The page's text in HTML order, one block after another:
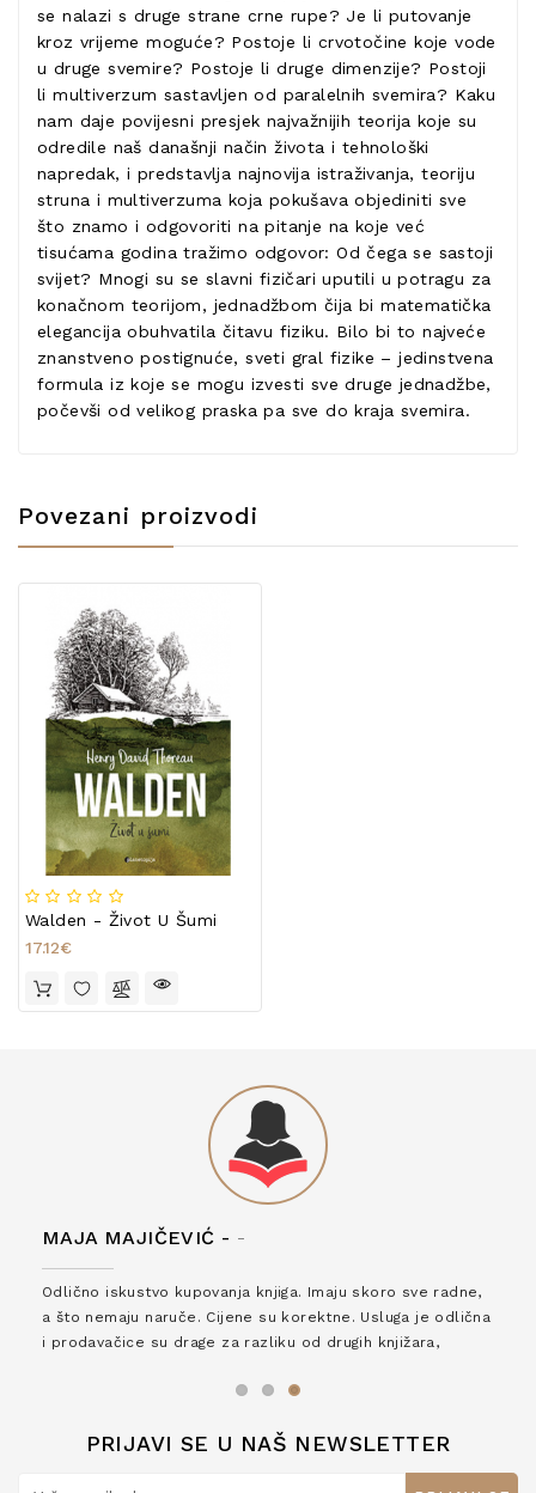
se nalazi s druge strane crne rupe? Je li putovanje
kroz vrijeme moguće? Postoje li crvotočine koje vode
u druge svemire? Postoje li druge dimenzije? Postoji
li multiverzum sastavljen od paralelnih svemira? Kaku
nam daje povijesni presjek najvažnijih teorija koje su
odredile naš današnji način života i tehnološki
napredak, i predstavlja najnovija istraživanja, teoriju
struna i multiverzuma koja pokušava objediniti sve
što znamo i odgovoriti na pitanje na koje već
tisućama godina tražimo odgovor: Od čega se sastoji
svijet? Mnogi su se slavni fizičari uputili u potragu za
konačnom teorijom, jednadžbom čija bi matematička
elegancija obuhvatila čitavu fiziku. Bilo bi to najveće
znanstveno postignuće, sveti gral fizike – jedinstvena
formula iz koje se mogu izvesti sve druge jednadžbe,
počevši od velikog praska pa sve do kraja svemira.
Povezani proizvodi
Walden - Život U Šumi
17.12€
MAJA MAJIČEVIĆ - -
Odlično iskustvo kupovanja knjiga. Imaju skoro sve radne,
a što nemaju naruče. Cijene su korektne. Usluga je odlična
i prodavačice su drage za razliku od drugih knjižara,
PRIJAVI SE U NAŠ NEWSLETTER